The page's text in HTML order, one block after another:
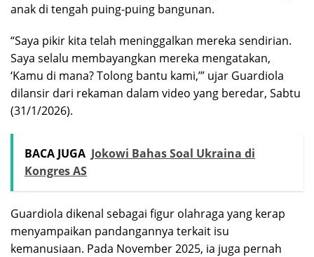
anak di tengah puing-puing bangunan.
“Saya pikir kita telah meninggalkan mereka sendirian.
Saya selalu membayangkan mereka mengatakan,
‘Kamu di mana? Tolong bantu kami,’” ujar Guardiola
dilansir dari rekaman dalam video yang beredar, Sabtu
(31/1/2026).
BACA JUGA Jokowi Bahas Soal Ukraina di
Kongres AS
Guardiola dikenal sebagai figur olahraga yang kerap
menyampaikan pandangannya terkait isu
kemanusiaan. Pada November 2025, ia juga pernah